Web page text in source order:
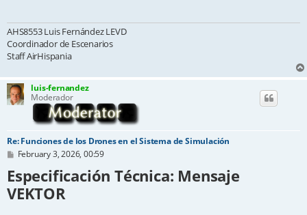
AHS8553 Luis Fernández LEVD
Coordinador de Escenarios
Staff AirHispania
luis-fernandez
Moderador
Re: Funciones de los Drones en el Sistema de Simulación
P
s
t
February 3, 2026, 00:59
Especificación Técnica: Mensaje
VEKTOR